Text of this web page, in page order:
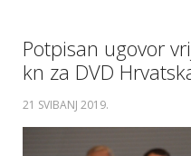
Potpisan ugovor
kn za DVD
21 SVIBANJ 2019.